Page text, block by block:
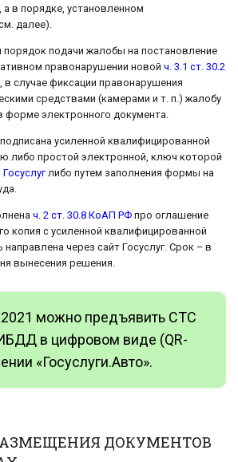
а в порядке, установленном
далее).
порядок подачи жалобы на постановление
правонарушении новой ч. 3.1 ст. 30.2
в случае фиксации правонарушения
средствами (камерами и т. п.) жалобу
форме электронного документа.
усиленной квалифицированной
либо простой электронной, ключ которой
либо путем заполнения формы на
ч. 2 ст. 30.8 КоАП РФ про оглашение
копия с усиленной квалифицированной
через сайт Госуслуг. Срок – в
вынесения решения.
можно предъявить СТС
в цифровом виде (QR-
«Госуслуги.Авто».
ДОКУМЕНТОВ